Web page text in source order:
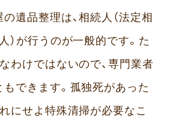
遺品整理は、相続人（法定相
）が行うのが一般的です。た
わけではないので、専門業者
できます。孤独死があった
にせよ特殊清掃が必要なこ